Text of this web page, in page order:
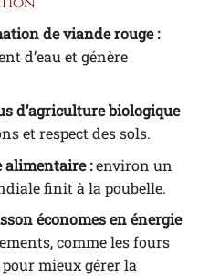
de viande rouge :
d’eau et génère
d’agriculture biologique
et respect des sols.
alimentaire :environ un
finit à la poubelle.
économes en énergie
comme les fours
mieux gérer la